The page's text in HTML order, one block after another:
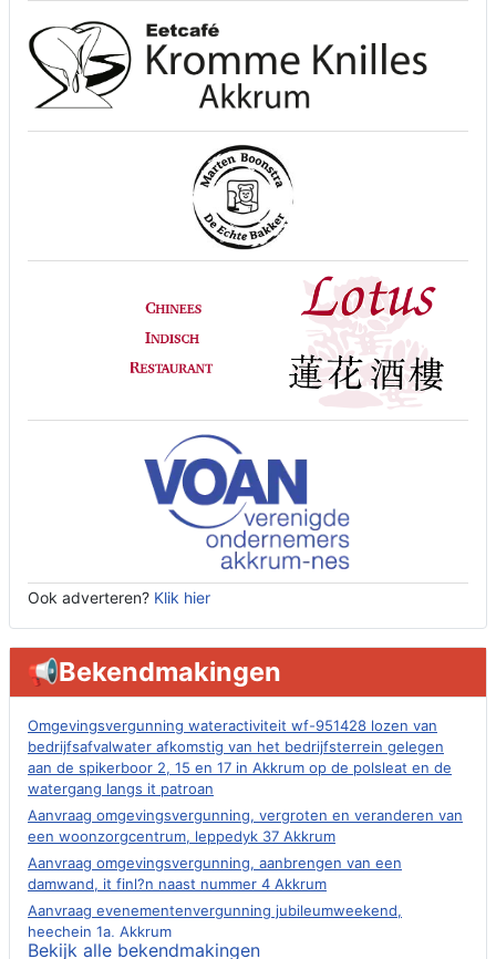
Ook adverteren? Klik hier
📢Bekendmakingen
Omgevingsvergunning wateractiviteit wf-951428 lozen van
bedrijfsafvalwater afkomstig van het bedrijfsterrein gelegen
aan de spikerboor 2, 15 en 17 in Akkrum op de polsleat en de
watergang langs it patroan
Aanvraag omgevingsvergunning, vergroten en veranderen van
een woonzorgcentrum, leppedyk 37 Akkrum
Aanvraag omgevingsvergunning, aanbrengen van een
damwand, it finl?n naast nummer 4 Akkrum
Aanvraag evenementenvergunning jubileumweekend,
heechein 1a, Akkrum
Bekijk alle bekendmakingen